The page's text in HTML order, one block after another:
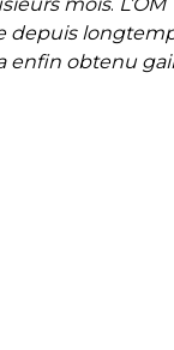
depuis
enfin obtenu